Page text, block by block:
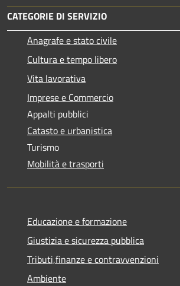
CATEGORIE DI SERVIZIO
Anagrafe e stato civile
Cultura e tempo libero
Vita lavorativa
Imprese e Commercio
Appalti pubblici
Catasto e urbanistica
Turismo
Mobilità e trasporti
Educazione e formazione
Giustizia e sicurezza pubblica
Tributi,finanze e contravvenzioni
Ambiente